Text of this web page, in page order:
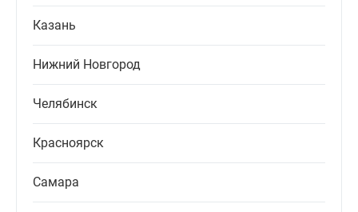
Казань
Нижний Новгород
Челябинск
Красноярск
Самара